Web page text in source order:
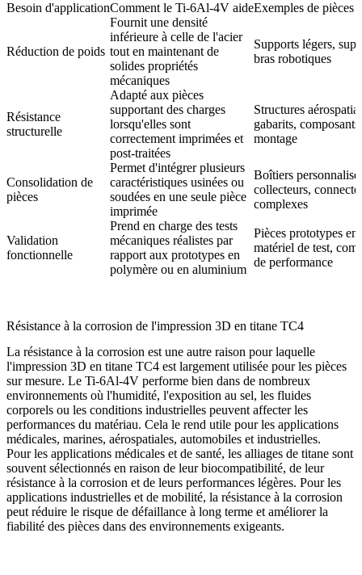
Besoin d'applicationComment le Ti-6Al-4V aideExemples de pièces
Réduction de poids
Fournit une densité
inférieure à celle de l'acier
tout en maintenant de
solides propriétés
mécaniques
Supports légers,
bras robotiques
Résistance
structurelle
Adapté aux pièces
supportant des charges
lorsqu'elles sont
correctement imprimées et
post-traitées
Structures
gabarits, composants
montage
Consolidation de
pièces
Permet d'intégrer plusieurs
caractéristiques usinées ou
soudées en une seule pièce
imprimée
Boîtiers
collecteurs,
complexes
Validation
fonctionnelle
Prend en charge des tests
mécaniques réalistes par
rapport aux prototypes en
polymère ou en aluminium
Pièces prototypes en
matériel de test,
de performance
Résistance à la corrosion de l'impression 3D en titane TC4
La résistance à la corrosion est une autre raison pour laquelle
l'impression 3D en titane TC4 est largement utilisée pour les pièces
sur mesure. Le Ti-6Al-4V performe bien dans de nombreux
environnements où l'humidité, l'exposition au sel, les fluides
corporels ou les conditions industrielles peuvent affecter les
performances du matériau. Cela le rend utile pour les applications
médicales, marines, aérospatiales, automobiles et industrielles.
Pour les applications médicales et de santé, les alliages de titane sont
souvent sélectionnés en raison de leur biocompatibilité, de leur
résistance à la corrosion et de leurs performances légères. Pour les
applications industrielles et de mobilité, la résistance à la corrosion
peut réduire le risque de défaillance à long terme et améliorer la
fiabilité des pièces dans des environnements exigeants.